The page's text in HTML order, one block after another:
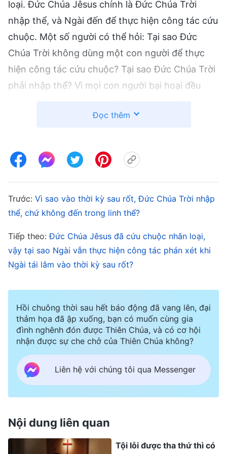
loại. Đức Chúa Jêsus chính là Đức Chúa Trời
nhập thể, và Ngài đến để thực hiện công tác cứu
chuộc. Một số người có thể hỏi: Tại sao Đức
Chúa Trời không dùng một con người để thực
hiện công tác cứu chuộc? Tại sao Đức Chúa Trời
phải nhập thể? Vì mọi con người bại hoại đều
lễ chuộc tội nào xứng đáng. Chỉ có Con người
đã nhập thể làm Con người để đích thân thực
hiện công tác cứu chuộc. Chỉ như thế mới thể
hiện sự công chính và thánh khiết của Ngài,
hoàn toàn hạ nhục Sa-tan và không cho nó có
cớ cáo buộc Ngài. Điều này cũng cho nhân loại
hiểu được tình yêu chân thành và sự bao dung
của Đức Chúa Trời với họ. Khi Đức Chúa Jêsus
hoàn thành công tác cứu chuộc, Ngài đã tiên tri
Toàn Năngnhập thể. Đức Chúa Trời Toàn Năng
đã bày tỏ nhiều lẽ thật và làm công tác phán xét
vào thời kỳ sau rốt để hoàn toàn làm tinh sạch
sự bại hoại của nhân loại, cứu rỗi nhân loại khỏi
tội lỗi và quyền lực của Sa-tan, và đưa nhân loại
bày tỏ rất nhiều lẽ thật, Ngài vẫn bị chống đối và
lên án điên cuồng bởi những thế lực địch lại
Đọc thêm
Trước: Vì sao vào thời kỳ sau rốt, Đức Chúa Trời nhập
thể, chứ không đến trong linh thể?
Tiếp theo:Đức Chúa Jêsus đã cứu chuộc nhân loại,
vậy tại sao Ngài vẫn thực hiện công tác phán xét khi
Ngài tái lâm vào thời kỳ sau rốt?
Hồi chuông thời sau hết báo động đã vang lên, đại
thảm họa đã ập xuống, bạn có muốn cùng gia
đình nghênh đón được Thiên Chúa, và có cơ hội
nhận được sự che chở của Thiên Chúa không?
Liên hệ với chúng tôi qua Messenger
Nội dung liên quan
Tội lỗi được tha thứ thì có